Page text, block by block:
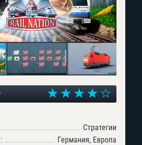
Стратегии
Германия, Европа